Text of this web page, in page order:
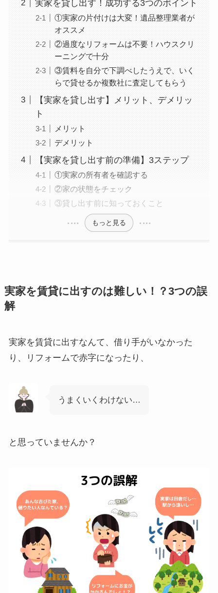
実家を貸し出す！成功する3つのポイント
①実家の片付けは大変！遺品整理業者が
オススメ
②過度なリフォームは不要！ハウスクリ
ーニングで十分
③賃料を自分で下調べしたうえで、いく
らで貸せるか複数社に査定してもらう
【実家を貸し出す】メリット、デメリッ
ト
メリット
デメリット
【実家を貸し出す前の準備】3ステップ
①実家の所有者を確認する
②家の状態をチェック
③貸し出す前に知っておくこと
もっと見る
実家を賃貸に出すのは難しい！？3つの誤
解
実家を賃貸に出すなんて、借り手がいなかった
り、リフォームで赤字になったり、
うまくいくわけない…
と思っていませんか？